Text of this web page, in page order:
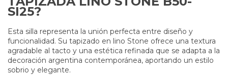
SI25?
Esta silla representa la unión perfecta entre diseño y
funcionalidad. Su tapizado en lino Stone ofrece una textura
agradable al tacto y una estética refinada que se adapta a la
decoración argentina contemporánea, aportando un estilo
sobrio y elegante.